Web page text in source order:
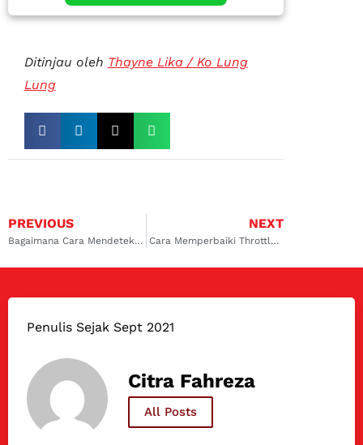
Ditinjau oleh Thayne Lika / Ko Lung
Lung
PREVIOUS
Bagaimana Cara Mendeteksi Kebocoran pada AC Mobil
NEXT
Cara Memperbaiki Throttle Body Mobil
Penulis Sejak Sept 2021
Citra Fahreza
All Posts